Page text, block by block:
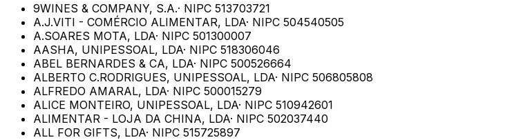
9WINES & COMPANY, S.A.· NIPC 513703721
A.J.VITI - COMÉRCIO ALIMENTAR, LDA· NIPC 504540505
A.SOARES MOTA, LDA· NIPC 501300007
AASHA, UNIPESSOAL, LDA· NIPC 518306046
ABEL BERNARDES & CA, LDA· NIPC 500526664
ALBERTO C.RODRIGUES, UNIPESSOAL, LDA· NIPC 506805808
ALFREDO AMARAL, LDA· NIPC 500015279
ALICE MONTEIRO, UNIPESSOAL, LDA· NIPC 510942601
ALIMENTAR - LOJA DA CHINA, LDA· NIPC 502037440
ALL FOR GIFTS, LDA· NIPC 515725897